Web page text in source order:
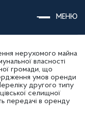
МЕНЮ
нерухомого майна
власності
громади, що
умов оренди
другого типу
селищної
передачі в оренду